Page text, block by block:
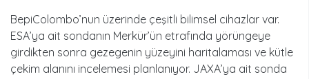
BepiColombo’nun üzerinde çeşitli bilimsel cihazlar var.
ESA’ya ait sondanın Merkür’ün etrafında yörüngeye
girdikten sonra gezegenin yüzeyini haritalaması ve kütle
çekim alanını incelemesi planlanıyor. JAXA’ya ait sonda